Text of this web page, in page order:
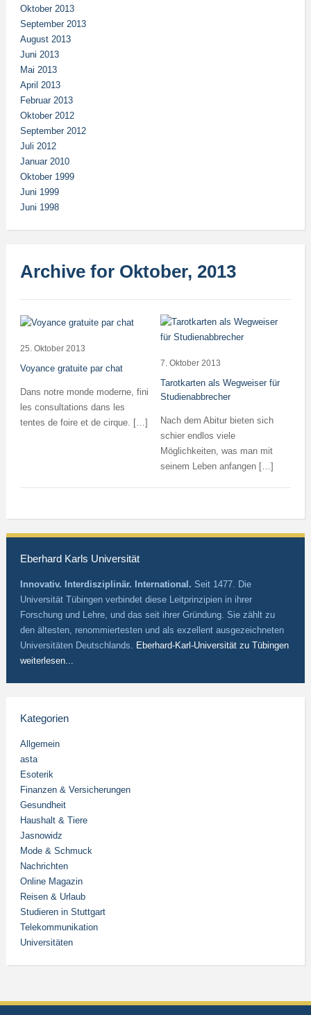
Oktober 2013
September 2013
August 2013
Juni 2013
Mai 2013
April 2013
Februar 2013
Oktober 2012
September 2012
Juli 2012
Januar 2010
Oktober 1999
Juni 1999
Juni 1998
Archive for Oktober, 2013
25. Oktober 2013
Voyance gratuite par chat
Dans notre monde moderne, fini
les consultations dans les
tentes de foire et de cirque. […]
7. Oktober 2013
Tarotkarten als Wegweiser für
Studienabbrecher
Nach dem Abitur bieten sich
schier endlos viele
Möglichkeiten, was man mit
seinem Leben anfangen […]
Eberhard Karls Universität
Innovativ. Interdisziplinär. International. Seit 1477. Die
Universität Tübingen verbindet diese Leitprinzipien in ihrer
Forschung und Lehre, und das seit ihrer Gründung. Sie zählt zu
den ältesten, renommiertesten und als exzellent ausgezeichneten
Universitäten Deutschlands. Eberhard-Karl-Universität zu Tübingen
weiterlesen...
Kategorien
Allgemein
asta
Esoterik
Finanzen & Versicherungen
Gesundheit
Haushalt & Tiere
Jasnowidz
Mode & Schmuck
Nachrichten
Online Magazin
Reisen & Urlaub
Studieren in Stuttgart
Telekommunikation
Universitäten